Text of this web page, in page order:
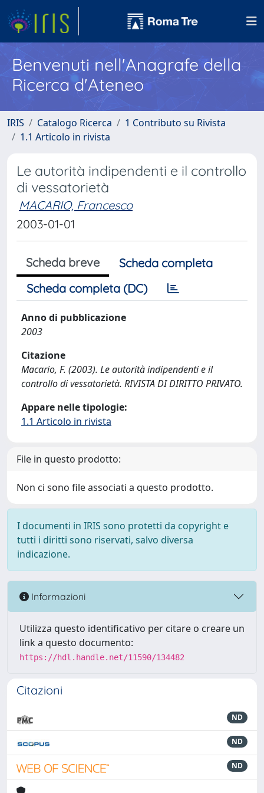
Benvenuti nell'Anagrafe della
Ricerca d'Ateneo
IRIS Catalogo Ricerca
1 Contributo su Rivista
1.1 Articolo in rivista
Le autorità indipendenti e il controllo
di vessatorietà
MACARIO, Francesco
2003-01-01
Scheda breve
Scheda completa
Scheda completa (DC)
Anno di pubblicazione
2003
Citazione
Macario, F. (2003). Le autorità indipendenti e il
controllo di vessatorietà. RIVISTA DI DIRITTO PRIVATO.
Appare nelle tipologie:
1.1 Articolo in rivista
File in questo prodotto:
Non ci sono file associati a questo prodotto.
I documenti in IRIS sono protetti da copyright e
tutti i diritti sono riservati, salvo diversa
indicazione.
Informazioni
Utilizza questo identificativo per citare o creare un
link a questo documento:
https://hdl.handle.net/11590/134482
Citazioni
ND
ND
ND